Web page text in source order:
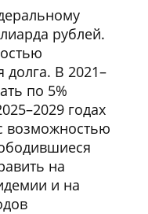
рублей.
долга. В 2021–
по 5%
годах
возможностью
на
и на